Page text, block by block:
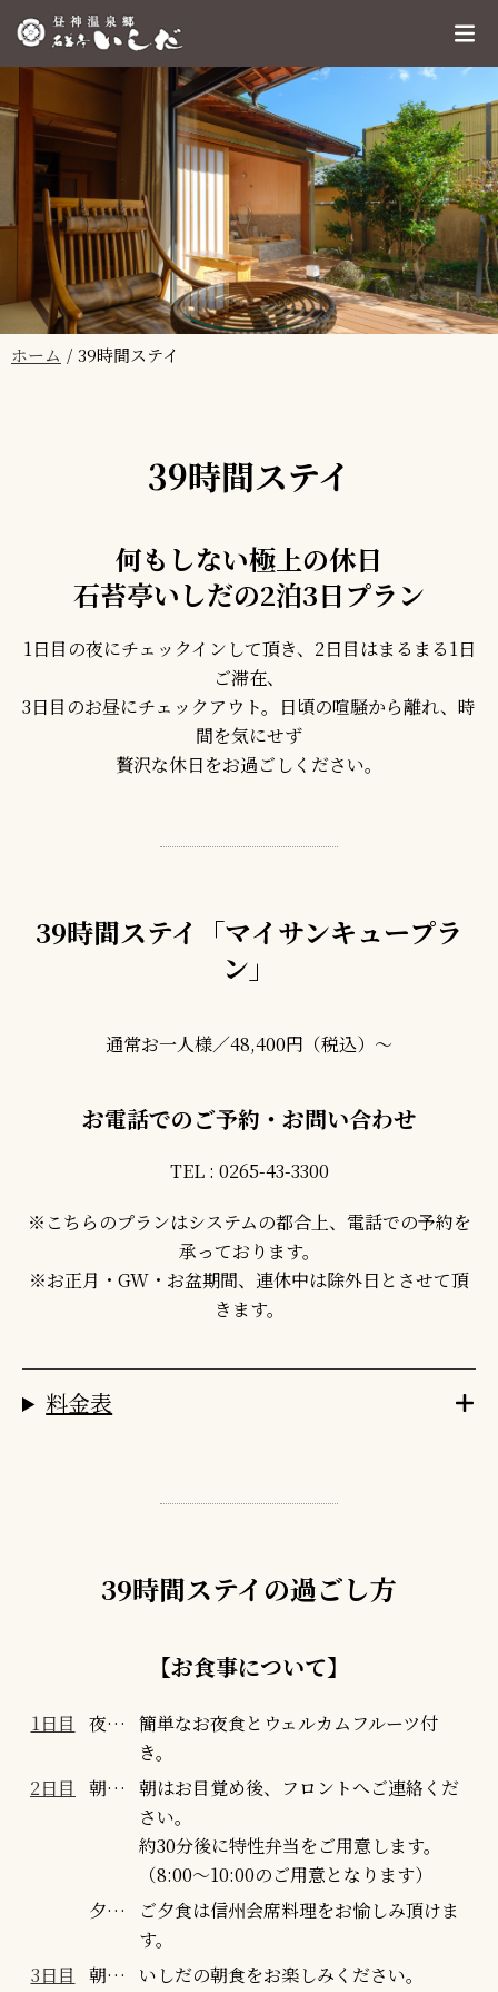
ホーム 39時間ステイ
39時間ステイ
何もしない極上の休日
石苔亭いしだの2泊3日プラン
1日目の夜にチェックインして頂き、2日目はまるまる1日
ご滞在、
3日目のお昼にチェックアウト。日頃の喧騒から離れ、時
間を気にせず
贅沢な休日をお過ごしください。
39時間ステイ「マイサンキュープラ
ン」
通常お一人様／48,400円（税込）～
お電話でのご予約・お問い合わせ
TEL : 0265-43-3300
※こちらのプランはシステムの都合上、電話での予約を
承っております。
※お正月・GW・お盆期間、連休中は除外日とさせて頂
きます。
料金表
39時間ステイの過ごし方
【お食事について】
1日目 夜…
簡単なお夜食とウェルカムフルーツ付
き。
2日目
朝…
朝はお目覚め後、フロントへご連絡くだ
さい。
約30分後に特性弁当をご用意します。
（8:00～10:00のご用意となります）
夕…
ご夕食は信州会席料理をお愉しみ頂けま
す。
3日目
朝… いしだの朝食をお楽しみください。